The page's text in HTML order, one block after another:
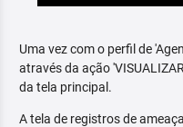
Uma vez com o perfil de
através da ação
da tela principal.
A tela de registros de